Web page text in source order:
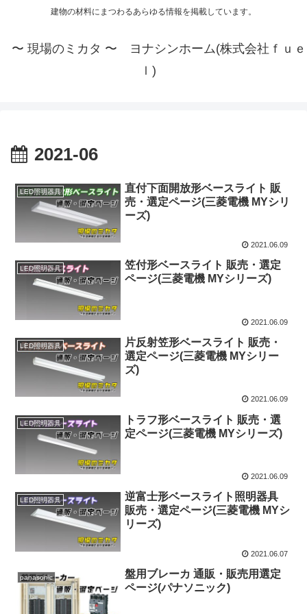
建物の材料にまつわるあらゆる情報を掲載しています。
〜 現場のミカタ 〜 ヨナシンホーム(株式会社ｆｕｅ
ｌ)
2021-06
LED照明器具
直付下面開放形ベースライト 販
売・選定ページ(三菱電機 MYシリ
ーズ)
2021.06.09
LED照明器具
笠付形ベースライト 販売・選定
ページ(三菱電機 MYシリーズ)
2021.06.09
LED照明器具
片反射笠形ベースライト 販売・
選定ページ(三菱電機 MYシリー
ズ)
2021.06.09
LED照明器具
トラフ形ベースライト 販売・選
定ページ(三菱電機 MYシリーズ)
2021.06.09
LED照明器具
逆富士形ベースライト照明器具
販売・選定ページ(三菱電機 MYシ
リーズ)
2021.06.07
panasonic
盤用ブレーカ 通販・販売用選定
ページ(パナソニック)